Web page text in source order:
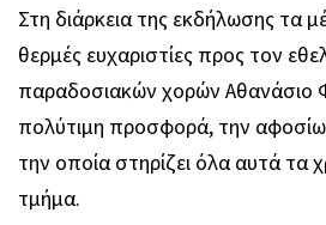
Στη διάρκεια της εκδήλωσης τα
θερμές ευχαριστίες προς τον
παραδοσιακών χορών Αθανάσιο
πολύτιμη προσφορά, την
την οποία στηρίζει όλα αυτά τα
τμήμα.